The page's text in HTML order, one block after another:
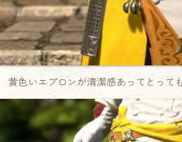
黄色いエプロンが清潔感あってとって